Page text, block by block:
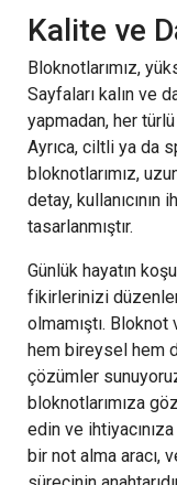
Kalite ve
Bloknotlarımız,
Sayfaları kalın ve
yapmadan, her
Ayrıca, ciltli ya da
bloknotlarımız,
detay, kullanıcının
tasarlanmıştır.
Günlük hayatın
fikirlerinizi
olmamıştı.
hem bireysel hem
çözümler
bloknotlarımıza
edin ve
bir not alma aracı,